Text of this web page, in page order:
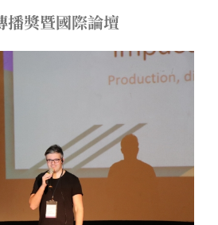
播獎暨國際論壇